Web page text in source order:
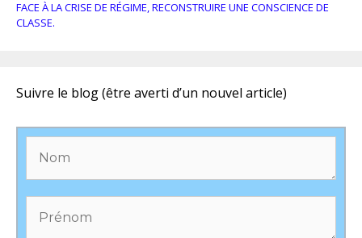
FACE À LA CRISE DE RÉGIME, RECONSTRUIRE UNE CONSCIENCE DE
CLASSE.
Suivre le blog (être averti d’un nouvel article)